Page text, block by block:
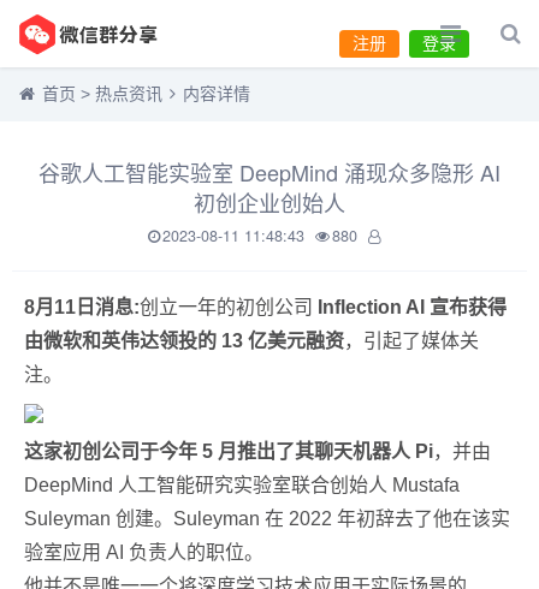
登录
注册
首页 > 热点资讯 内容详情
谷歌人工智能实验室 DeepMind 涌现众多隐形 AI
初创企业创始人
2023-08-11 11:48:43 880
8月11日消息:创立一年的初创公司
Inflection AI 宣布获得
由微软和英伟达领投的 13 亿美元融资，引起了媒体关
注。
这家初创公司于今年 5 月推出了其聊天机器人 Pi，并由
DeepMind 人工智能研究实验室联合创始人 Mustafa
Suleyman 创建。Suleyman 在 2022 年初辞去了他在该实
验室应用 AI 负责人的职位。